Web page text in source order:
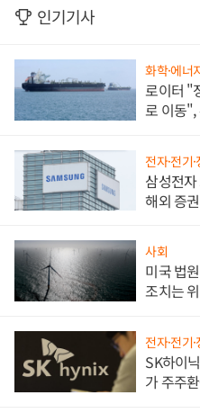
인기기사
화학·에너
로이터 "
로 이동",
전자·전기
삼성전
해외 증
사회
미국 법
조치는
전자·전기
SK하이
가 주주